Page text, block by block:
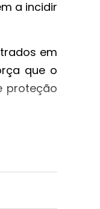
a incidir
em
que o
proteção
vacinal e